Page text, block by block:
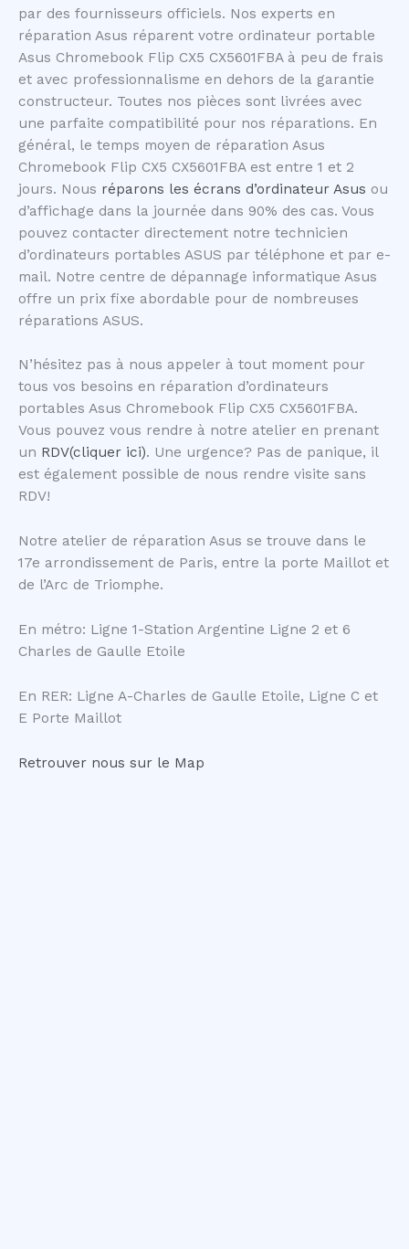
par des fournisseurs officiels. Nos experts en
réparation Asus réparent votre ordinateur portable
Asus Chromebook Flip CX5 CX5601FBA à peu de frais
et avec professionnalisme en dehors de la garantie
constructeur. Toutes nos pièces sont livrées avec
une parfaite compatibilité pour nos réparations. En
général, le temps moyen de réparation Asus
Chromebook Flip CX5 CX5601FBA est entre 1 et 2
jours. Nous réparons les écrans d’ordinateur Asus ou
d’affichage dans la journée dans 90% des cas. Vous
pouvez contacter directement notre technicien
d’ordinateurs portables ASUS par téléphone et par e-
mail. Notre centre de dépannage informatique Asus
offre un prix fixe abordable pour de nombreuses
réparations ASUS.
N’hésitez pas à nous appeler à tout moment pour
tous vos besoins en réparation d’ordinateurs
portables Asus Chromebook Flip CX5 CX5601FBA.
Vous pouvez vous rendre à notre atelier en prenant
un RDV(cliquer ici). Une urgence? Pas de panique, il
est également possible de nous rendre visite sans
RDV!
Notre atelier de réparation Asus se trouve dans le
17e arrondissement de Paris, entre la porte Maillot et
de l’Arc de Triomphe.
En métro: Ligne 1-Station Argentine Ligne 2 et 6
Charles de Gaulle Etoile
En RER: Ligne A-Charles de Gaulle Etoile, Ligne C et
E Porte Maillot
Retrouver nous sur le Map